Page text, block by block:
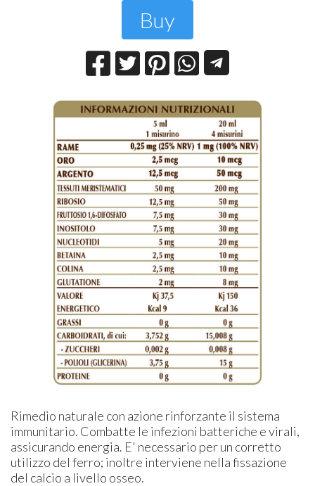
Buy
Rimedio naturale con azione rinforzante il sistema
immunitario. Combatte le infezioni batteriche e virali,
assicurando energia. E' necessario per un corretto
utilizzo del ferro; inoltre interviene nella fissazione
del calcio a livello osseo.